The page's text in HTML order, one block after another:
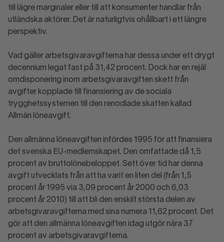
till lägre marginaler eller till att konsumenter handlar från
utländska aktörer. Det är naturligtvis ohållbart i ett längre
perspektiv.
Vad gäller arbetsgivaravgifterna har dessa under ett drygt
decennium legat fast på 31,42 procent. Dock har en rejäl
omdisponering inom arbetsgivaravgiften skett från
avgifter kopplade till finansiering av de sociala
trygghetssystemen till den renodlade skatten kallad
Allmän löneavgift.
Den allmänna löneavgiften infördes 1995 för att finansiera
det svenska EU-medlemskapet. Den omfattade då 1,5
procent av bruttolönebeloppet. Sett över tid har denna
avgift utvecklats från att ha varit en liten del (från 1,5
procent år 1995 via 3,09 procent år 2000 och 6,03
procent år 2010) till att bli den enskilt största delen av
arbetsgivaravgifterna med sina numera 11,62 procent. Det
gör att den allmänna löneavgiften idag utgör nära 37
procent av arbetsgivaravgifterna.